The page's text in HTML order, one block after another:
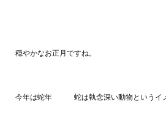
穏やかなお正月ですね。
今年は蛇年 蛇は執念深い動物というイメ